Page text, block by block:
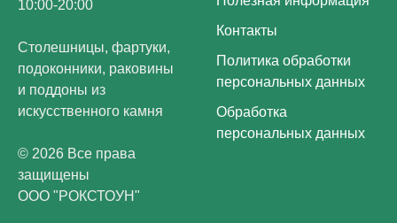
10:00-20:00
Столешницы, фартуки,
подоконники, раковины
и поддоны из
искусственного камня
© 2026 Все права
защищены
ООО "РОКСТОУН"
Контакты
Политика обработки
персональных данных
Обработка
персональных данных